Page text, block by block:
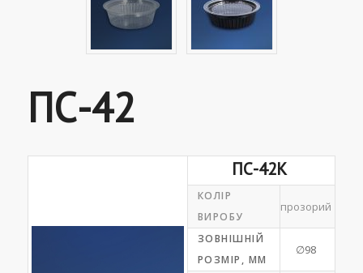
ПС-42
ПС-42К
КОЛІР
ВИРОБУ
прозорий
ЗОВНІШНІЙ
РОЗМІР, ММ
∅98